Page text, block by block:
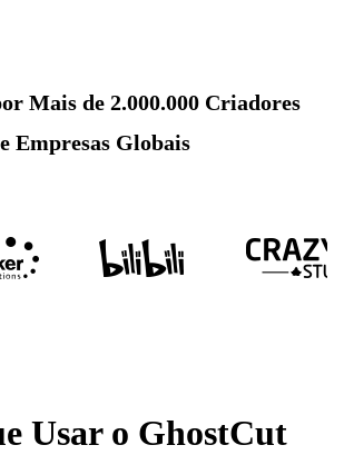
Mais de 2.000.000 Criadores
e Empresas Globais
Usar o GhostCut